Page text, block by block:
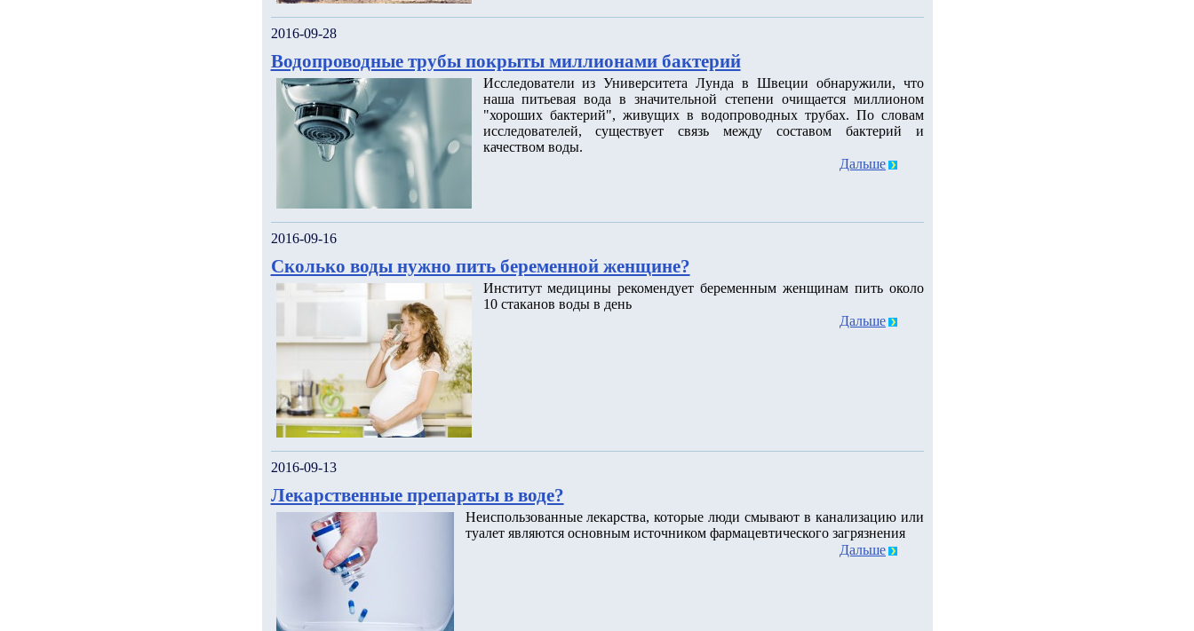
2016-09-28
Водопроводные трубы покрыты миллионами бактерий
Исследователи из Университета Лунда в Швеции обнаружили, что
наша питьевая вода в значительной степени очищается миллионом
"хороших бактерий", живущих в водопроводных трубах. По словам
исследователей, существует связь между составом бактерий и
качеством воды.
Дальше
2016-09-16
Сколько воды нужно пить беременной женщине?
Институт медицины рекомендует беременным женщинам пить около
10 стаканов воды в день
Дальше
2016-09-13
Лекарственные препараты в воде?
Неиспользованные лекарства, которые люди смывают в канализацию или
туалет являются основным источником фармацевтического загрязнения
Дальше